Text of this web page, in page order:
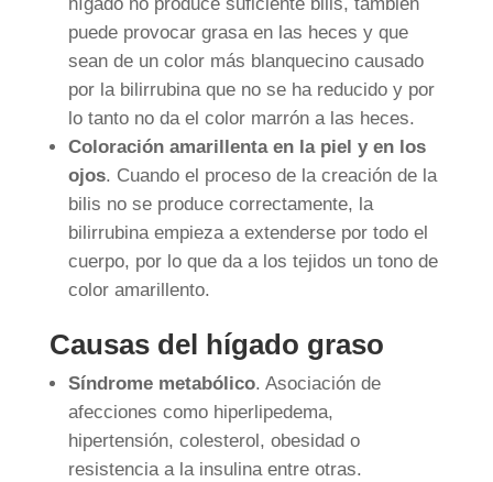
hígado no produce suficiente bilis, también
puede provocar grasa en las heces y que
sean de un color más blanquecino causado
por la bilirrubina que no se ha reducido y por
lo tanto no da el color marrón a las heces.
Coloración amarillenta en la piel y en los
ojos. Cuando el proceso de la creación de la
bilis no se produce correctamente, la
bilirrubina empieza a extenderse por todo el
cuerpo, por lo que da a los tejidos un tono de
color amarillento.
Causas del hígado graso
Síndrome metabólico. Asociación de
afecciones como hiperlipedema,
hipertensión, colesterol, obesidad o
resistencia a la insulina entre otras.